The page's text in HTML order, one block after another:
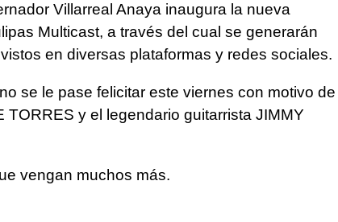
Villarreal Anaya inaugura la nueva
Multicast, a través del cual se generarán
en diversas plataformas y redes sociales.
se le pase felicitar este viernes con motivo de
TORRES y el legendario guitarrista JIMMY
vengan muchos más.